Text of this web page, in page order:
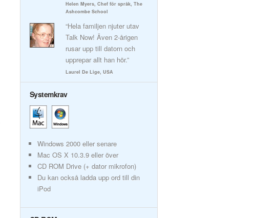
Helen Myers, Chef för språk, The
Ashcombe School
“Hela familjen njuter utav
Talk Now! Även 2-årigen
rusar upp till datorn och
upprepar allt han hör.”
Laurel De Lige, USA
Systemkrav
Windows 2000 eller senare
Mac OS X 10.3.9 eller över
CD ROM Drive (+ dator mikrofon)
Du kan också ladda upp ord till din
iPod